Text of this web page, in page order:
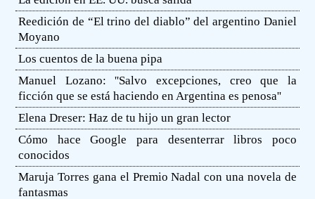
Reedición de “El trino del diablo” del argentino Daniel
Moyano
Los cuentos de la buena pipa
Manuel Lozano: ''Salvo excepciones, creo que la
ficción que se está haciendo en Argentina es penosa''
Elena Dreser: Haz de tu hijo un gran lector
Cómo hace Google para desenterrar libros poco
conocidos
Maruja Torres gana el Premio Nadal con una novela de
fantasmas